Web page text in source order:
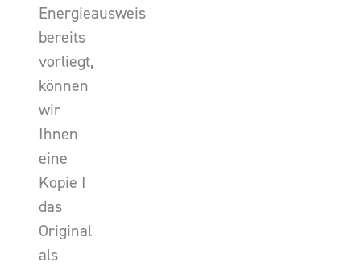
Energieausweis
bereits
vorliegt,
können
wir
Ihnen
eine
Kopie I
das
Original
als